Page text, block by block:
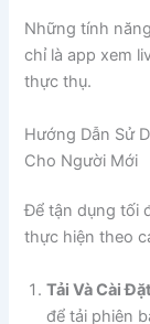
Những tính
chỉ là app xem
thực thụ.
Hướng Dẫn Sử
Cho Người Mới
Để tận dụng tối
thực hiện theo
Tải Và Cài Đặt
để tải phiên